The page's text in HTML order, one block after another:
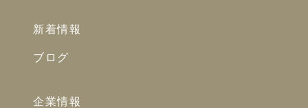
新着情報
ブログ
企業情報